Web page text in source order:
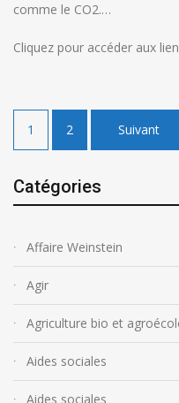
comme le CO2.…
Cliquez pour accéder aux
Pagination
des
publications
1 2 Suivant
Catégories
Affaire Weinstein
Agir
Agriculture bio et
Aides sociales
Aides sociales